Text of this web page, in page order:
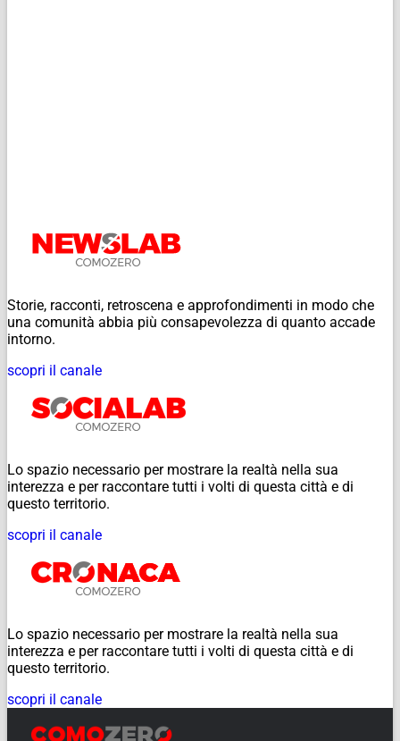
Storie, racconti, retroscena e approfondimenti in modo che
una comunità abbia più consapevolezza di quanto accade
intorno.
scopri il canale
Lo spazio necessario per mostrare la realtà nella sua
interezza e per raccontare tutti i volti di questa città e di
questo territorio.
scopri il canale
Lo spazio necessario per mostrare la realtà nella sua
interezza e per raccontare tutti i volti di questa città e di
questo territorio.
scopri il canale